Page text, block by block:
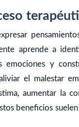
aprende a
emociones y
el malestar
aumentar la
beneficios